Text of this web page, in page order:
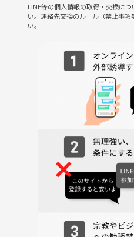
LINE等の個人情報の取得・交換に
い。連絡先交換のルール（禁止事項
い。